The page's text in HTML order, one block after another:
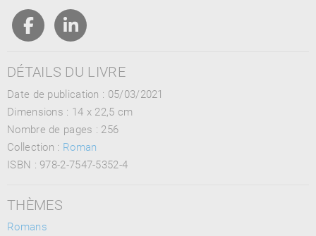
DÉTAILS DU LIVRE
Date de publication : 05/03/2021
Dimensions : 14 x 22,5 cm
Nombre de pages : 256
Collection : Roman
ISBN : 978-2-7547-5352-4
THÈMES
Romans